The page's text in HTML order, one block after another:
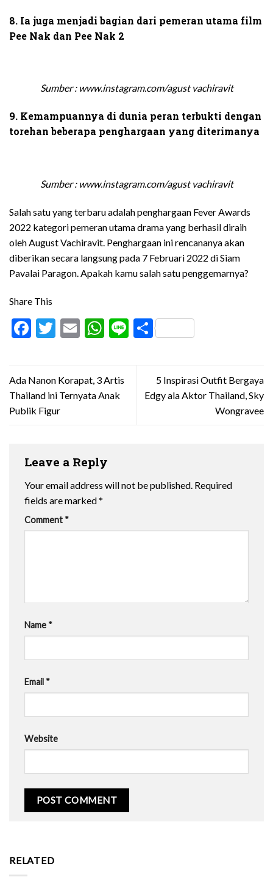
8. Ia juga menjadi bagian dari pemeran utama film
Pee Nak dan Pee Nak 2
Sumber : www.instagram.com/agust vachiravit
9. Kemampuannya di dunia peran terbukti dengan
torehan beberapa penghargaan yang diterimanya
Sumber : www.instagram.com/agust vachiravit
Salah satu yang terbaru adalah penghargaan Fever Awards
2022 kategori pemeran utama drama yang berhasil diraih
oleh August Vachiravit. Penghargaan ini rencananya akan
diberikan secara langsung pada 7 Februari 2022 di Siam
Pavalai Paragon.Apakah kamu salah satu penggemarnya?
Share This
Facebook
Twitter
EmailWhatsApp
LineShare
Ada Nanon Korapat, 3 Artis
Thailand ini Ternyata Anak
Publik Figur
5 Inspirasi Outfit Bergaya
Edgy ala Aktor Thailand, Sky
Wongravee
Leave a Reply
Your email address will not be published. Required
fields are marked*
Comment *
Name *
Email *
Website
RELATED